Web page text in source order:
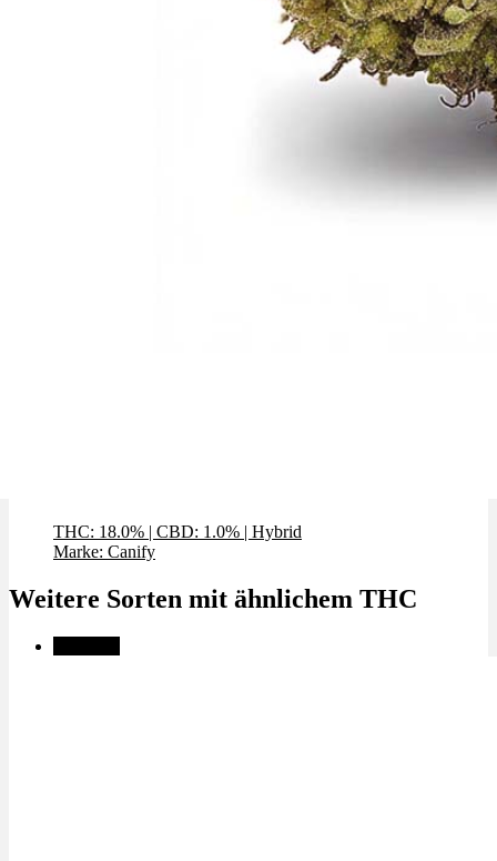
THC: 18.0% | CBD: 1.0% | Hybrid
Marke: Canify
Weitere Sorten mit ähnlichem THC